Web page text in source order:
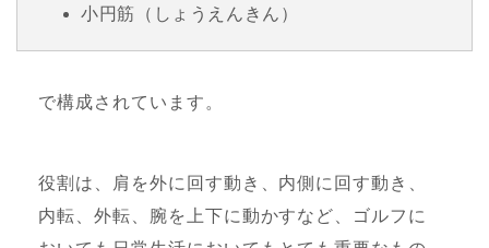
小円筋（しょうえんきん）
で構成されています。
役割は、肩を外に回す動き、内側に回す動き、
内転、外転、腕を上下に動かすなど、ゴルフに